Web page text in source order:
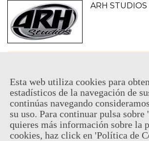
ARH STUDIOS
¿QUIENES SOMOS?
ENVÍOS Y DEVOLUCIONES
Esta web utiliza cookies para
estadísticos de la navegación de
continúas navegando
su uso. Para continuar pulsa sobre
quieres más información sobre la
cookies, haz click en 'Política de